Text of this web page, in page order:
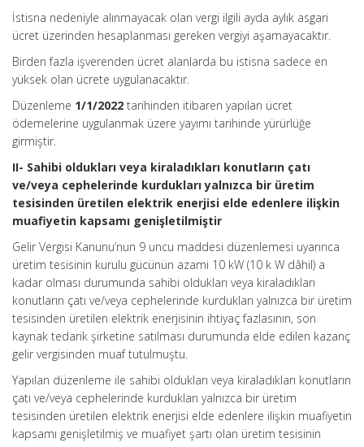
İstisna nedeniyle alınmayacak olan vergi ilgili ayda aylık asgari
ücret üzerinden hesaplanması gereken vergiyi aşamayacaktır.
Birden fazla işverenden ücret alanlarda bu istisna sadece en
yüksek olan ücrete uygulanacaktır.
Düzenleme 1/1/2022 tarihinden itibaren yapılan ücret
ödemelerine uygulanmak üzere yayımı tarihinde yürürlüğe
girmiştir.
II- Sahibi oldukları veya kiraladıkları konutların çatı
ve/veya cephelerinde kurdukları yalnızca bir üretim
tesisinden üretilen elektrik enerjisi elde edenlere ilişkin
muafiyetin kapsamı genişletilmiştir
Gelir Vergisi Kanunu’nun 9 uncu maddesi düzenlemesi uyarınca
üretim tesisinin kurulu gücünün azami 10 kW (10 k W dâhil) a
kadar olması durumunda sahibi oldukları veya kiraladıkları
konutların çatı ve/veya cephelerinde kurdukları yalnızca bir üretim
tesisinden üretilen elektrik enerjisinin ihtiyaç fazlasının, son
kaynak tedarik şirketine satılması durumunda elde edilen kazanç
gelir vergisinden muaf tutulmuştu.
Yapılan düzenleme ile sahibi oldukları veya kiraladıkları konutların
çatı ve/veya cephelerinde kurdukları yalnızca bir üretim
tesisinden üretilen elektrik enerjisi elde edenlere ilişkin muafiyetin
kapsamı genişletilmiş ve muafiyet şartı olan üretim tesisinin